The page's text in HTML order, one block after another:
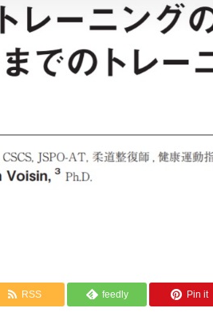
RSS feedly Pin it